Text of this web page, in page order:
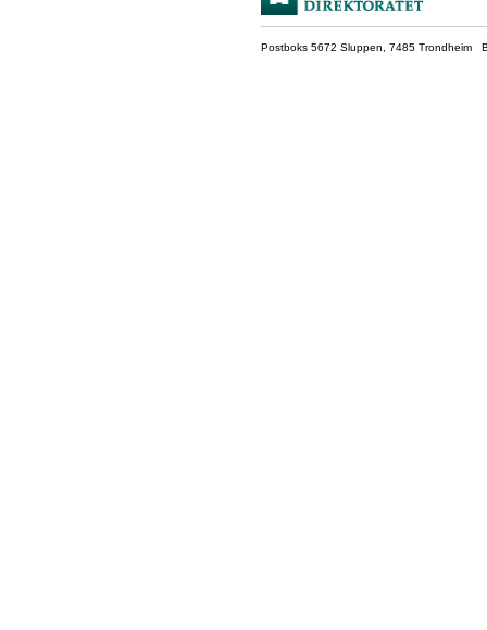
Postboks 5672 Sluppen, 7485 Trondheim